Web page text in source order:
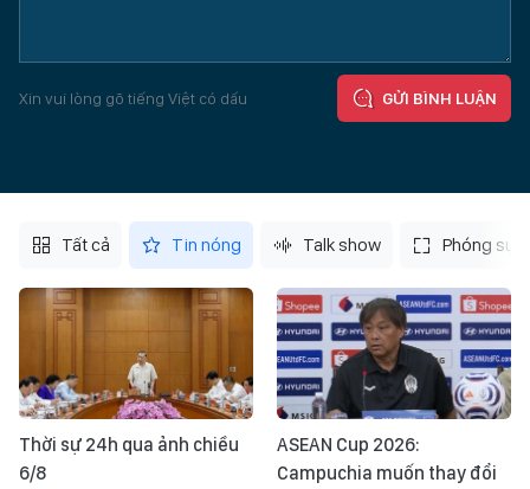
Xin vui lòng gõ tiếng Việt có dấu GỬI BÌNH LUẬN
Tất cả Tin nóng Talk show Phóng sự
Thời sự 24h qua ảnh chiều
6/8
ASEAN Cup 2026:
Campuchia muốn thay đổi